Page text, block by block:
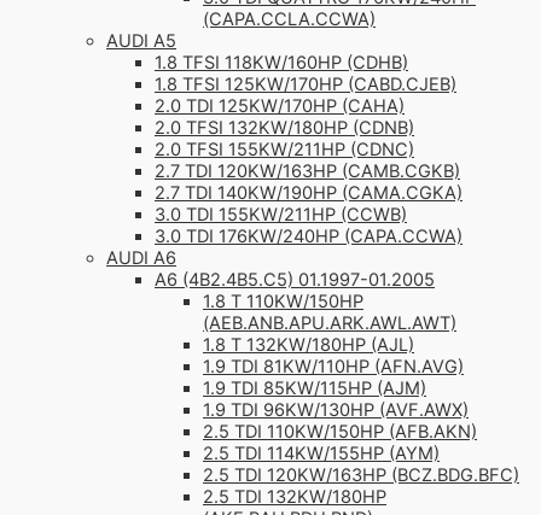
(CAPA.CCLA.CCWA)
AUDI A5
1.8 TFSI 118KW/160HP (CDHB)
1.8 TFSI 125KW/170HP (CABD.CJEB)
2.0 TDI 125KW/170HP (CAHA)
2.0 TFSI 132KW/180HP (CDNB)
2.0 TFSI 155KW/211HP (CDNC)
2.7 TDI 120KW/163HP (CAMB.CGKB)
2.7 TDI 140KW/190HP (CAMA.CGKA)
3.0 TDI 155KW/211HP (CCWB)
3.0 TDI 176KW/240HP (CAPA.CCWA)
AUDI A6
A6 (4B2.4B5.C5) 01.1997-01.2005
1.8 T 110KW/150HP
(AEB.ANB.APU.ARK.AWL.AWT)
1.8 T 132KW/180HP (AJL)
1.9 TDI 81KW/110HP (AFN.AVG)
1.9 TDI 85KW/115HP (AJM)
1.9 TDI 96KW/130HP (AVF.AWX)
2.5 TDI 110KW/150HP (AFB.AKN)
2.5 TDI 114KW/155HP (AYM)
2.5 TDI 120KW/163HP (BCZ.BDG.BFC)
2.5 TDI 132KW/180HP